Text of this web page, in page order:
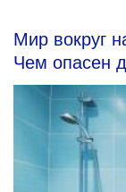
Мир вокруг
Чем опасен